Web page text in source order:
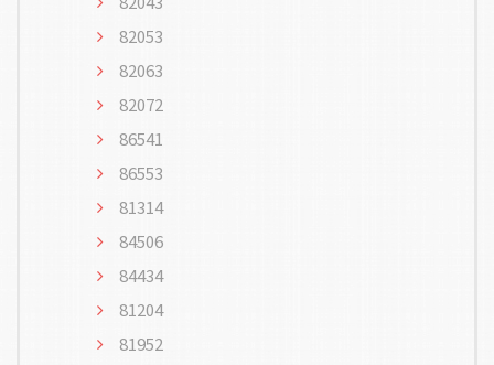
82053
82063
82072
86541
86553
81314
84506
84434
81204
81952